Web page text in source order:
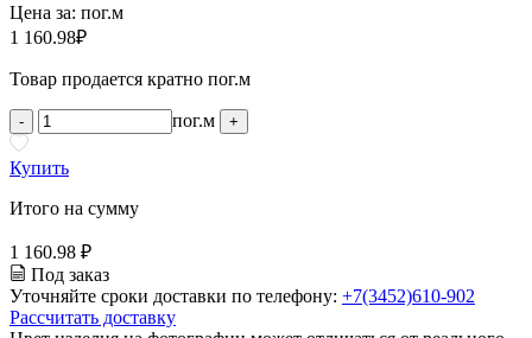
Цена за: пог.м
1 160.98₽
Товар продается кратно пог.м
- пог.м +
Купить
Итого на сумму
1 160.98 ₽
Под заказ
Уточняйте сроки доставки по телефону: +7(3452)610-902
Рассчитать доставку